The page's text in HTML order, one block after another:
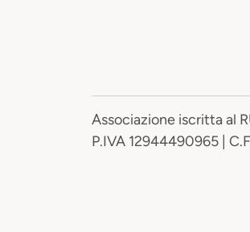
Associazione iscritta al
P.IVA 12944490965 |